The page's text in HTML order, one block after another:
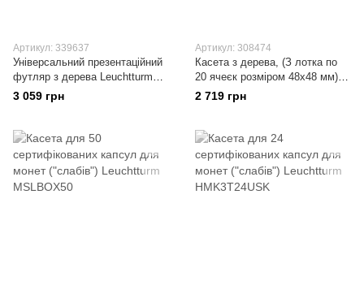
Артикул: 339637
Універсальний презентаційний
футляр з дерева Leuchtturm
HSKVARIO3
3 059 грн
Артикул: 308474
Касета з дерева, (З лотка по
20 ячеєк розміром 48х48 мм)
Leuchtturm HMK3T20BL
2 719 грн